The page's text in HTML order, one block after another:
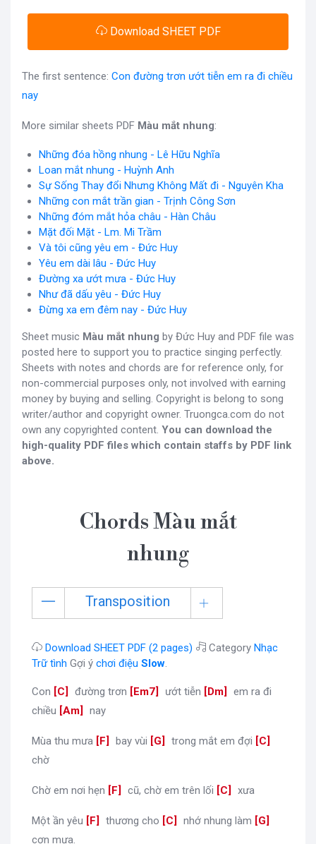
Download SHEET PDF
The first sentence: Con đường trơn ướt tiễn em ra đi chiều
nay
More similar sheets PDF Màu mắt nhung:
Những đóa hồng nhung - Lê Hữu Nghĩa
Loan mắt nhung - Huỳnh Anh
Sự Sống Thay đổi Nhưng Không Mất đi - Nguyên Kha
Những con mắt trần gian - Trịnh Công Sơn
Những đóm mắt hỏa châu - Hàn Châu
Mặt đối Mặt - Lm. Mi Trầm
Và tôi cũng yêu em - Đức Huy
Yêu em dài lâu - Đức Huy
Đường xa ướt mưa - Đức Huy
Như đã dấu yêu - Đức Huy
Đừng xa em đêm nay - Đức Huy
Sheet music Màu mắt nhung by Đức Huy and PDF file was
posted here to support you to practice singing perfectly.
Sheets with notes and chords are for reference only, for
non-commercial purposes only, not involved with earning
money by buying and selling. Copyright is belong to song
writer/author and copyright owner. Truongca.com do not
own any copyrighted content. You can download the
high-quality PDF files which contain staffs by PDF link
above.
Chords Màu mắt
nhung
Transposition
Download SHEET PDF (2 pages) Category Nhạc
Trữ tình Gợi ý chơi điệu Slow.
Con [C đường trơn [Em7 ướt tiễn [Dm
em ra đi
chiều [Am nay
Mùa thu mưa [F bay vùi [G trong mắt em đợi [C
chờ
Chờ em nơi hẹn [F cũ, chờ em trên lối [C xưa
Một ần yêu [F thương cho [C nhớ nhung làm [G
cơn mưa.